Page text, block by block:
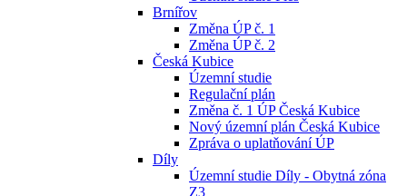
Brnířov
Změna ÚP č. 1
Změna ÚP č. 2
Česká Kubice
Územní studie
Regulační plán
Změna č. 1 ÚP Česká Kubice
Nový územní plán Česká Kubice
Zpráva o uplatňování ÚP
Díly
Územní studie Díly - Obytná zóna
Z3